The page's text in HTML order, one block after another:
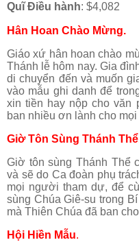
Quĩ Điều hành: $4,082
Hân Hoan Chào Mừng.
Giáo xứ hân hoan chào
Thánh lễ hôm nay. Gia
di chuyển đến và muốn
vào mẫu ghi danh để
xin tiền hay nộp cho văn
ban nhiều ơn lành cho
Giờ Tôn Sùng Thánh
Giờ tôn sùng Thánh Thể
và sẽ do Ca đoàn phụ
mọi người tham dự, để
sùng Chúa Giê-su trong
mà Thiên Chúa đã ban
Hội Hiền Mẫu.